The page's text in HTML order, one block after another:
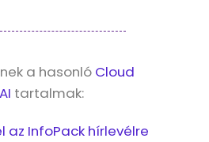
a hasonló Cloud
AI tartalmak:
az InfoPack hírlevélre